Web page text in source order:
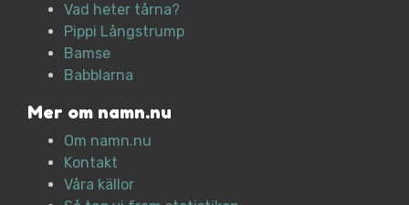
Vad heter tårna?
Pippi Långstrump
Bamse
Babblarna
Mer om namn.nu
Om namn.nu
Kontakt
Våra källor